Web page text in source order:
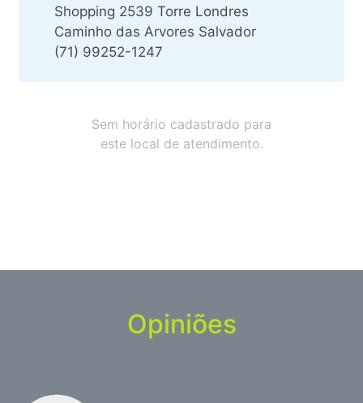
Shopping 2539 Torre Londres
Caminho das Arvores Salvador
(71) 99252-1247
Sem horário cadastrado para
este local de atendimento.
Opiniões